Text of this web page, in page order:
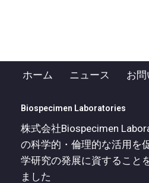
ホーム ニュース お
Biospecimen Laboratories
株式会社Biospecimen
の科学的・倫理的な活用を
学研究の発展に資すること
ました